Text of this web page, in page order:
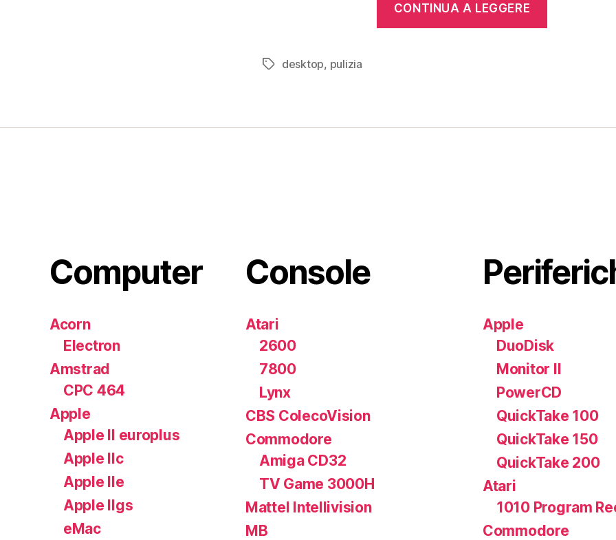
CONTINUA A LEGGERE
Tag desktop, pulizia
Computer
Acorn
Electron
Amstrad
CPC 464
Apple
Apple II europlus
Apple IIc
Apple IIe
Apple IIgs
eMac
Console
Atari
2600
7800
Lynx
CBS ColecoVision
Commodore
Amiga CD32
TV Game 3000H
Mattel Intellivision
MB
Apple
DuoDisk
Monitor II
PowerCD
QuickTake 100
QuickTake 150
QuickTake 200
Atari
1010 Program
Commodore